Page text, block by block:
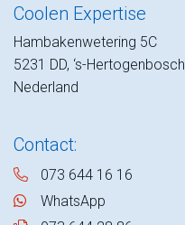
Coolen Expertise
Hambakenwetering 5C
5231 DD, ‘s-Hertogenbosch
Nederland
Contact:
073 644 16 16
WhatsApp